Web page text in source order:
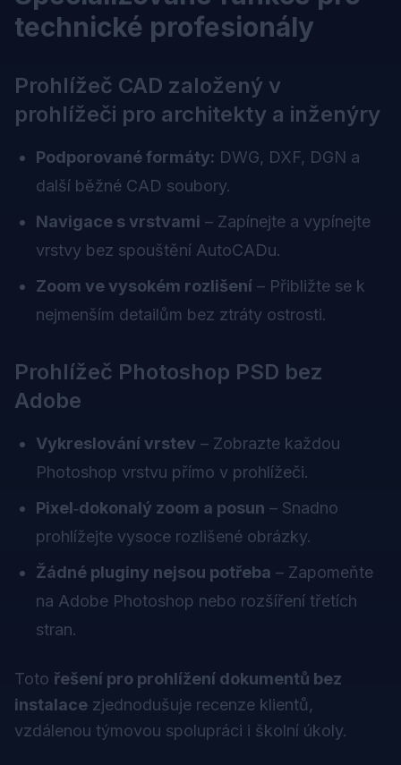
technické profesionály
Prohlížeč CAD založený v
prohlížeči pro architekty a inženýry
Podporované formáty: DWG, DXF, DGN a
další běžné CAD soubory.
Navigace s vrstvami – Zapínejte a vypínejte
vrstvy bez spouštění AutoCADu.
Zoom ve vysokém rozlišení – Přibližte se k
nejmenším detailům bez ztráty ostrosti.
Prohlížeč Photoshop PSD bez
Adobe
Vykreslování vrstev – Zobrazte každou
Photoshop vrstvu přímo v prohlížeči.
Pixel‑dokonalý zoom a posun – Snadno
prohlížejte vysoce rozlišené obrázky.
Žádné pluginy nejsou potřeba – Zapomeňte
na Adobe Photoshop nebo rozšíření třetích
stran.
Toto řešení pro prohlížení dokumentů bez
instalace zjednodušuje recenze klientů,
vzdálenou týmovou spolupráci i školní úkoly.